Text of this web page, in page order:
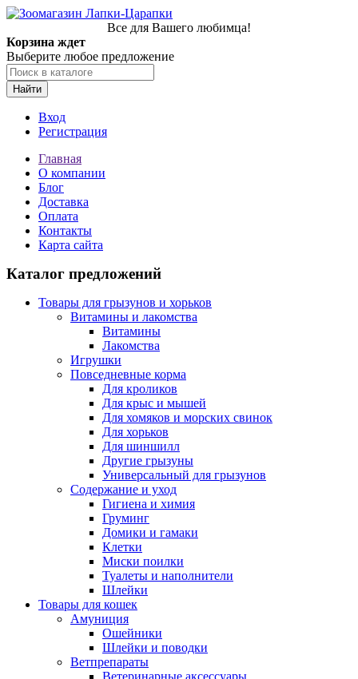
Все для Вашего любимца!
Корзина ждет
Выберите любое предложение
Найти
Вход
Регистрация
Главная
О компании
Блог
Доставка
Оплата
Контакты
Карта сайта
Каталог предложений
Товары для грызунов и хорьков
Витамины и лакомства
Витамины
Лакомства
Игрушки
Повседневные корма
Для кроликов
Для крыс и мышей
Для хомяков и морских свинок
Для хорьков
Для шиншилл
Другие грызуны
Универсальный для грызунов
Содержание и уход
Гигиена и химия
Груминг
Домики и гамаки
Клетки
Миски поилки
Туалеты и наполнители
Шлейки
Товары для кошек
Амуниция
Ошейники
Шлейки и поводки
Ветпрепараты
Ветеринарные аксессуары